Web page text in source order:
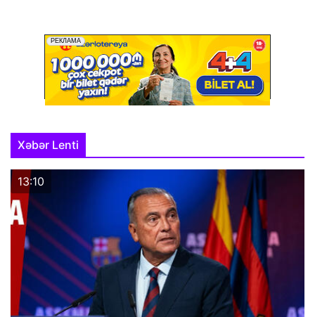
Xəbər Lenti
13:10